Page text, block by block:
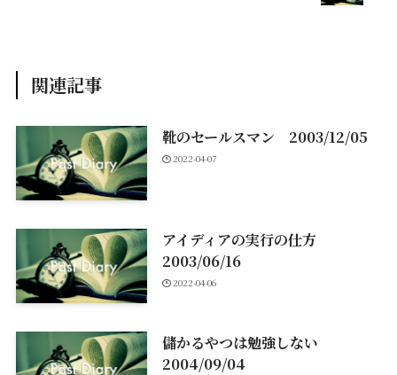
関連記事
靴のセールスマン 2003/12/05
2022-04-07
アイディアの実行の仕方
2003/06/16
2022-04-06
儲かるやつは勉強しない
2004/09/04